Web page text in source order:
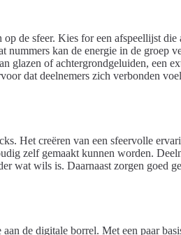
de sfeer. Kies for een afspeellijst die
nummers kan de energie in de groep
glazen of achtergrondgeluiden, een
dat deelnemers zich verbonden
Het creëren van een sfeervolle
zelf gemaakt kunnen worden.
wat wils is. Daarnaast zorgen goed
de digitale borrel. Met een paar